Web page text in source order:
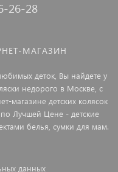
26-28
МАГАЗИН
деток, Вы найдете у
недорого в Москве, с
магазине детских колясок
Лучшей Цене - детские
белья, сумки для мам.
данных